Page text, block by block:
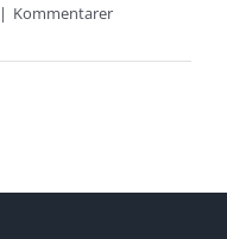
| Kommentarer